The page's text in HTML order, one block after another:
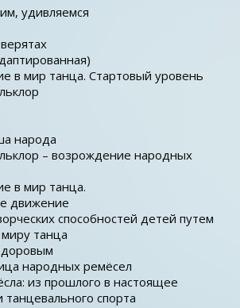
удивляемся
в мир танца. Стартовый уровень
народа
– возрождение народных
в мир танца.
движение
способностей детей путем
танца
народных ремёсел
из прошлого в настоящее
танцевального спорта